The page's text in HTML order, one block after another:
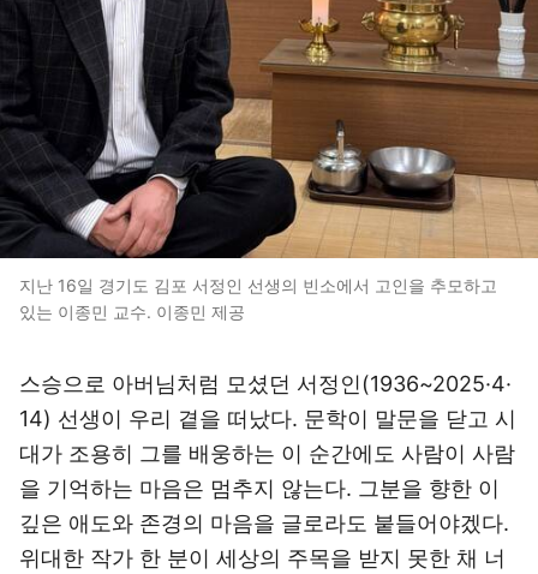
지난 16일 경기도 김포 서정인 선생의 빈소에서 고인을 추모하고
있는 이종민 교수. 이종민 제공
스승으로 아버님처럼 모셨던 서정인(1936~2025·4·
14) 선생이 우리 곁을 떠났다. 문학이 말문을 닫고 시
대가 조용히 그를 배웅하는 이 순간에도 사람이 사람
을 기억하는 마음은 멈추지 않는다. 그분을 향한 이
깊은 애도와 존경의 마음을 글로라도 붙들어야겠다.
위대한 작가 한 분이 세상의 주목을 받지 못한 채 너